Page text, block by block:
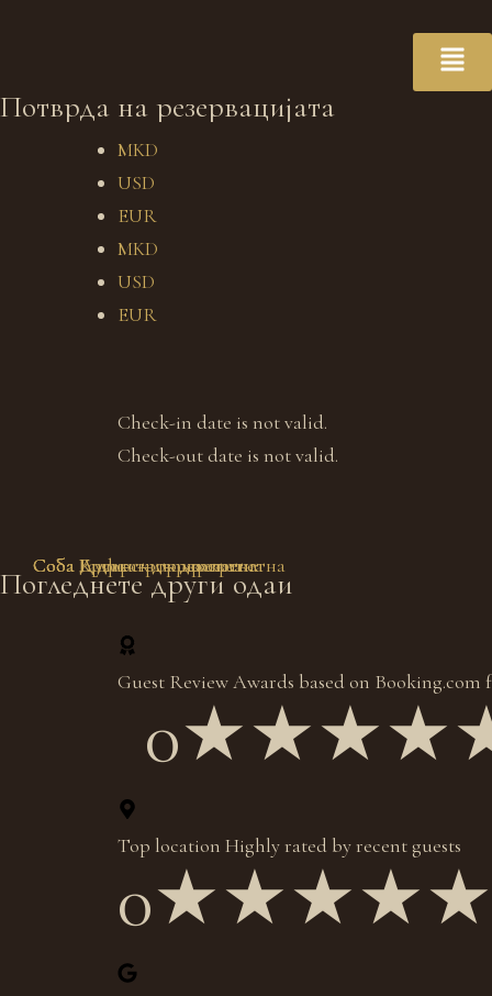
Потврда на резервацијата
MKD
USD
EUR
MKD
USD
EUR
Check-in date is not valid.
Check-out date is not valid.
Погледнете други одаи
Соба Радика – трокреветна
Соба Крчин – двокреветна
Соба Дуф – трокреветна
Соба Бигорски – двокреветна
Guest Review Awards based on Booking.com
0
Top location Highly rated by recent guests
0★★★★★